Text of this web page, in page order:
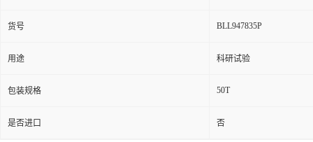
货号 BLL947835P
用途 科研试验
包装规格 50T
是否进口 否